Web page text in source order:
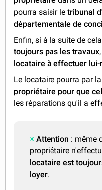
pourra saisir le tribunal
départementale de
Enfin, si à la suite de
toujours pas les travaux
locataire à effectuer
Le locataire pourra par
propriétaire pour que
les réparations qu'il a
Attention : même
propriétaire
locataire est
loyer.